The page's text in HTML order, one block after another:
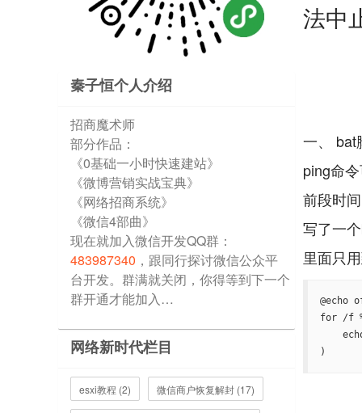
秦子恒个人介绍
招商魔术师
部分作品：
《0基础一小时快速建站》
《微博营销实战宝典》
《网络招商系统》
《微信4部曲》
现在就加入微信开发QQ群：
483987340 ，跟同行探讨微信公众平
台开发。群满就关闭，你得等到下一个
群开通才能加入…
网络新时代栏目
esxi教程 (2) 微信商户恢复解封 (17)
法中
一、 bat
ping命
前段时
写了一
@echo
for /f
)